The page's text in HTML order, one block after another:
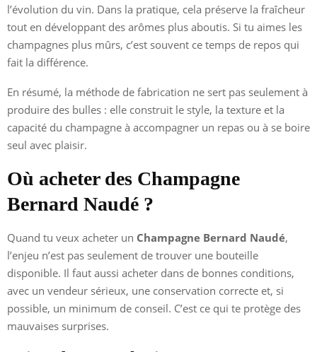
l’évolution du vin. Dans la pratique, cela préserve la fraîcheur
tout en développant des arômes plus aboutis. Si tu aimes les
champagnes plus mûrs, c’est souvent ce temps de repos qui
fait la différence.
En résumé, la méthode de fabrication ne sert pas seulement à
produire des bulles : elle construit le style, la texture et la
capacité du champagne à accompagner un repas ou à se boire
seul avec plaisir.
Où acheter des Champagne
Bernard Naudé ?
Quand tu veux acheter un Champagne Bernard Naudé,
l’enjeu n’est pas seulement de trouver une bouteille
disponible. Il faut aussi acheter dans de bonnes conditions,
avec un vendeur sérieux, une conservation correcte et, si
possible, un minimum de conseil. C’est ce qui te protège des
mauvaises surprises.